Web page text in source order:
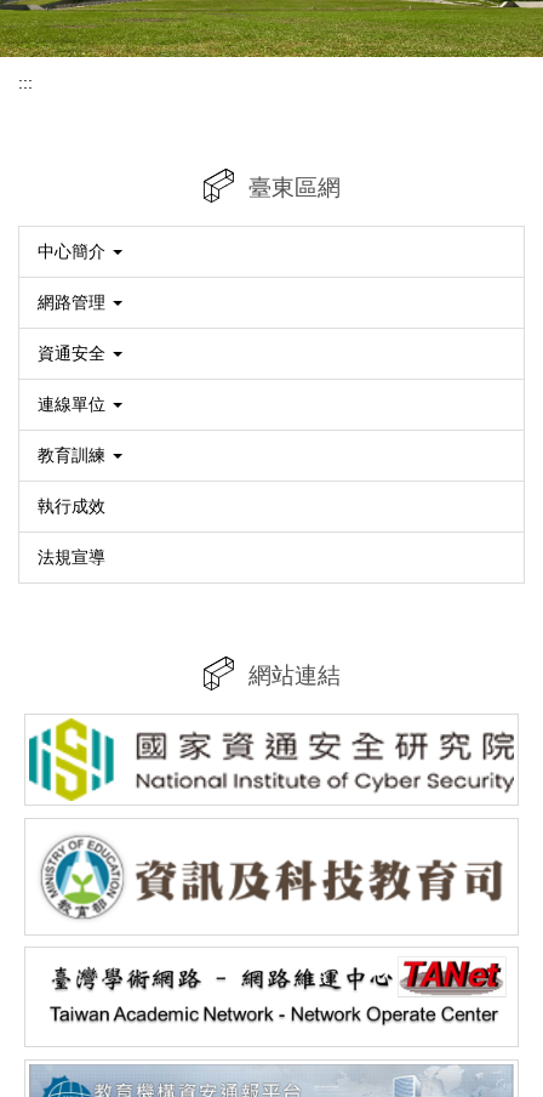
:::
臺東區網
中心簡介
網路管理
資通安全
連線單位
教育訓練
執行成效
法規宣導
網站連結